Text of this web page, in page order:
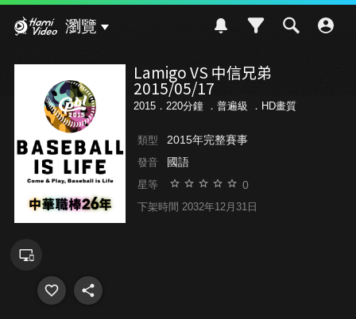
瀏覽
Lamigo VS 中信兄弟
2015/05/17
2015．220分鐘 ． 普遍級 ．HD畫質
類型 2015年完整賽事
發音 國語
星等 0
下架時間 2032年12月31日